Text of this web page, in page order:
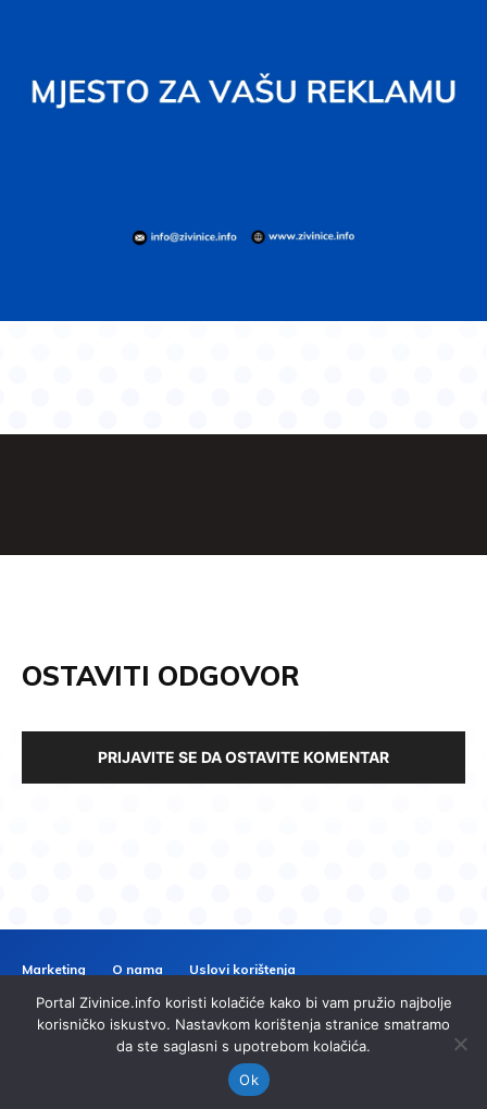
OSTAVITI ODGOVOR
PRIJAVITE SE DA OSTAVITE KOMENTAR
Marketing O nama
Uslovi korištenja
Politika privatnosti
Kontakt
ZIVINICEINFO
© 2024 Zivinice.info. Sva prava zadržana. | Izrada
Portal Zivinice.info koristi kolačiće kako bi vam pružio najbolje
korisničko iskustvo. Nastavkom korištenja stranice smatramo
da ste saglasni s upotrebom kolačića.
Ok